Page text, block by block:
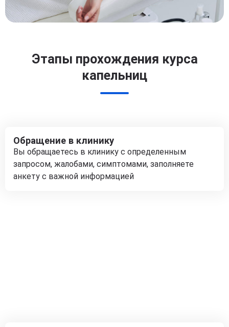
Этапы прохождения курса
капельниц
Обращение в клинику
Вы обращаетесь в клинику с определенным
запросом, жалобами, симптомами, заполняете
анкету с важной информацией